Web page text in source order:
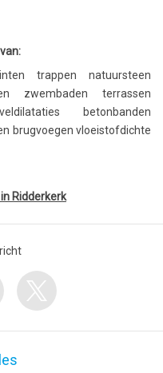
trappen natuursteen
zwembaden terrassen
betonbanden
brugvoegen vloeistofdichte
Ridderkerk